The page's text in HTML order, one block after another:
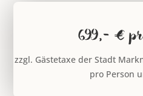
699,- €
zzgl. Gästetaxe der Stadt
pro Person